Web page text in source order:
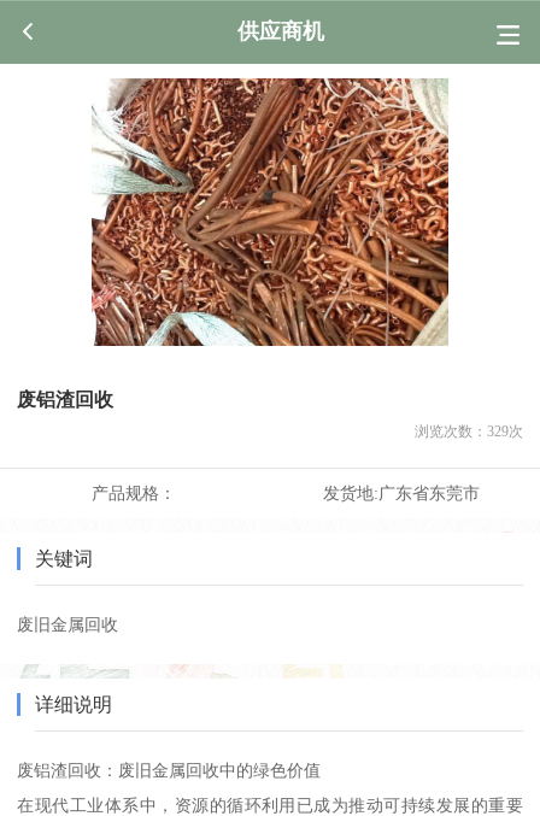
供应商机
废铝渣回收
浏览次数： 329次
产品规格： 发货地:广东省东莞市
关键词
废旧金属回收
详细说明
废铝渣回收：废旧金属回收中的绿色价值
在现代工业体系中，资源的循环利用已成为推动可持续发展的重要